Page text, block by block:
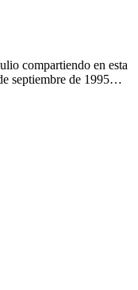
compartiendo en esta
septiembre de 1995…